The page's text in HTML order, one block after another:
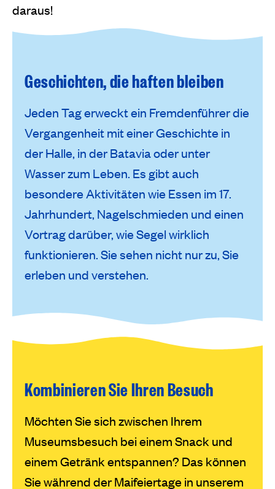
daraus!
Geschichten, die haften bleiben
Jeden Tag erweckt ein Fremdenführer die
Vergangenheit mit einer Geschichte in
der Halle, in der Batavia oder unter
Wasser zum Leben. Es gibt auch
besondere Aktivitäten wie Essen im 17.
Jahrhundert, Nagelschmieden und einen
Vortrag darüber, wie Segel wirklich
funktionieren. Sie sehen nicht nur zu, Sie
erleben und verstehen.
Kombinieren Sie Ihren Besuch
Möchten Sie sich zwischen Ihrem
Museumsbesuch bei einem Snack und
einem Getränk entspannen? Das können
Sie während der Maifeiertage in unserem